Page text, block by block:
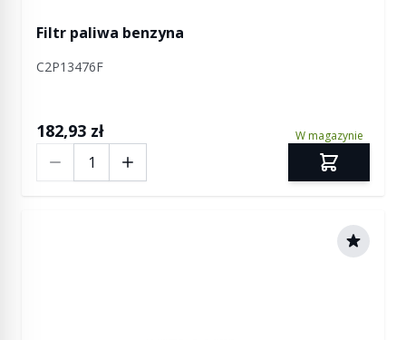
Filtr paliwa benzyna
C2P13476F
182,93 zł W magazynie